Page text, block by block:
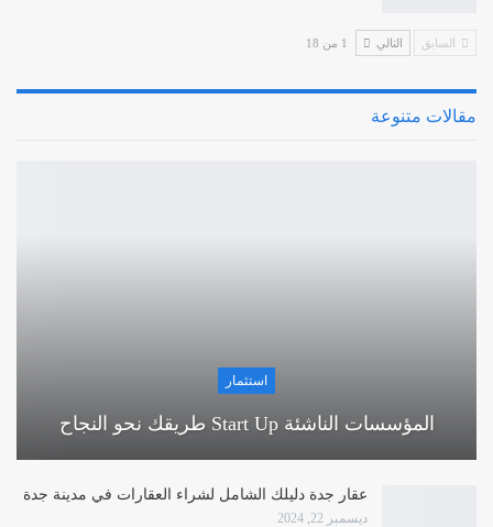
السابق التالي 1 من 18
مقالات متنوعة
استثمار
المؤسسات الناشئة Start Up طريقك نحو النجاح
عقار جدة دليلك الشامل لشراء العقارات في مدينة جدة
ديسمبر 22, 2024